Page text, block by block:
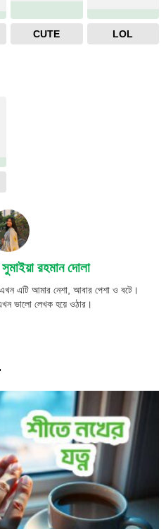
CUTE LOL
সুমাইয়া রহমান দোলা
এখন এটি আমার নেশা, আবার পেশা ও বটে।
ভালো লেখক হয়ে ওঠার।